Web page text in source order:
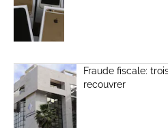
Fraude fiscale:
recouvrer